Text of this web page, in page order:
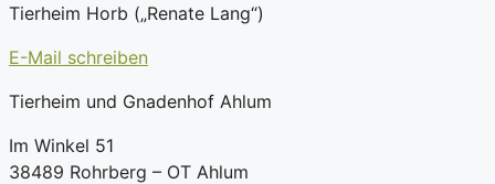
Tierheim Horb („Renate Lang“)
E-Mail schreiben
Tierheim und Gnadenhof Ahlum
Im Winkel 51
38489 Rohrberg – OT Ahlum